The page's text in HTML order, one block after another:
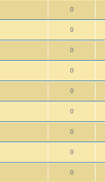
0
0
0
0
0
0
0
0
0